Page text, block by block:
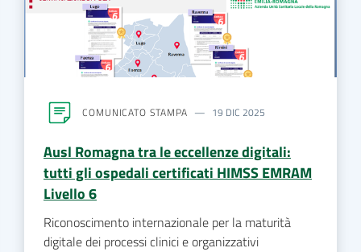
COMUNICATO STAMPA 19 DIC 2025
Ausl Romagna tra le eccellenze digitali:
tutti gli ospedali certificati HIMSS EMRAM
Livello 6
Riconoscimento internazionale per la maturità
digitale dei processi clinici e organizzativi